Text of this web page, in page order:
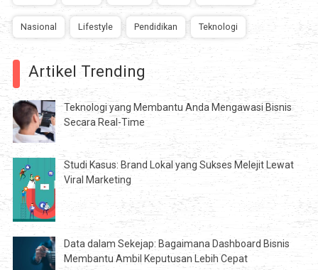
Nasional Lifestyle Pendidikan Teknologi
Artikel Trending
Teknologi yang Membantu Anda Mengawasi Bisnis
Secara Real-Time
Studi Kasus: Brand Lokal yang Sukses Melejit Lewat
Viral Marketing
Data dalam Sekejap: Bagaimana Dashboard Bisnis
Membantu Ambil Keputusan Lebih Cepat